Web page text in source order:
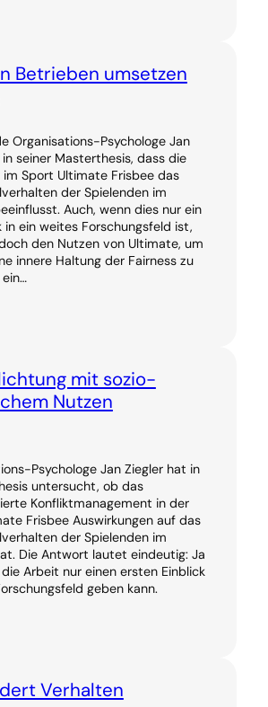
Betrieben umsetzen
Organisations-Psychologe Jan
seiner Masterthesis, dass die
im Sport Ultimate Frisbee das
der Spielenden im
Auch, wenn dies nur ein
in ein weites Forschungsfeld ist,
den Nutzen von Ultimate, um
innere Haltung der Fairness zu
mit sozio-
Nutzen
Psychologe Jan Ziegler hat in
untersucht, ob das
Konfliktmanagement in der
Frisbee Auswirkungen auf das
der Spielenden im
Die Antwort lautet eindeutig: Ja
Arbeit nur einen ersten Einblick
geben kann.
Verhalten